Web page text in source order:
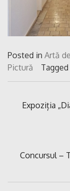
Posted in Artă
Pictură
Tagged
articole
Previous
Expoziția
Next
Concursul –